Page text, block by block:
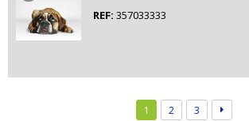
REF: 357033333
1 2 3